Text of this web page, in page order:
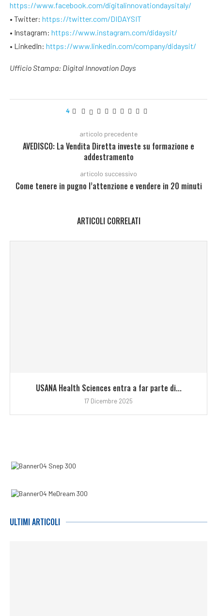
https://www.facebook.com/digitalinnovationdaysitaly/
• Twitter: https://twitter.com/DIDAYSIT
• Instagram: https://www.instagram.com/didaysit/
• LinkedIn: https://www.linkedin.com/company/didaysit/
Ufficio Stampa: Digital Innovation Days
4
articolo precedente
AVEDISCO: La Vendita Diretta investe su formazione e
addestramento
articolo successivo
Come tenere in pugno l’attenzione e vendere in 20 minuti
ARTICOLI CORRELATI
USANA Health Sciences entra a far parte di...
17 Dicembre 2025
ULTIMI ARTICOLI